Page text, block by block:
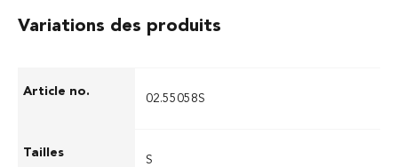
Variations des produits
02.55058S
S